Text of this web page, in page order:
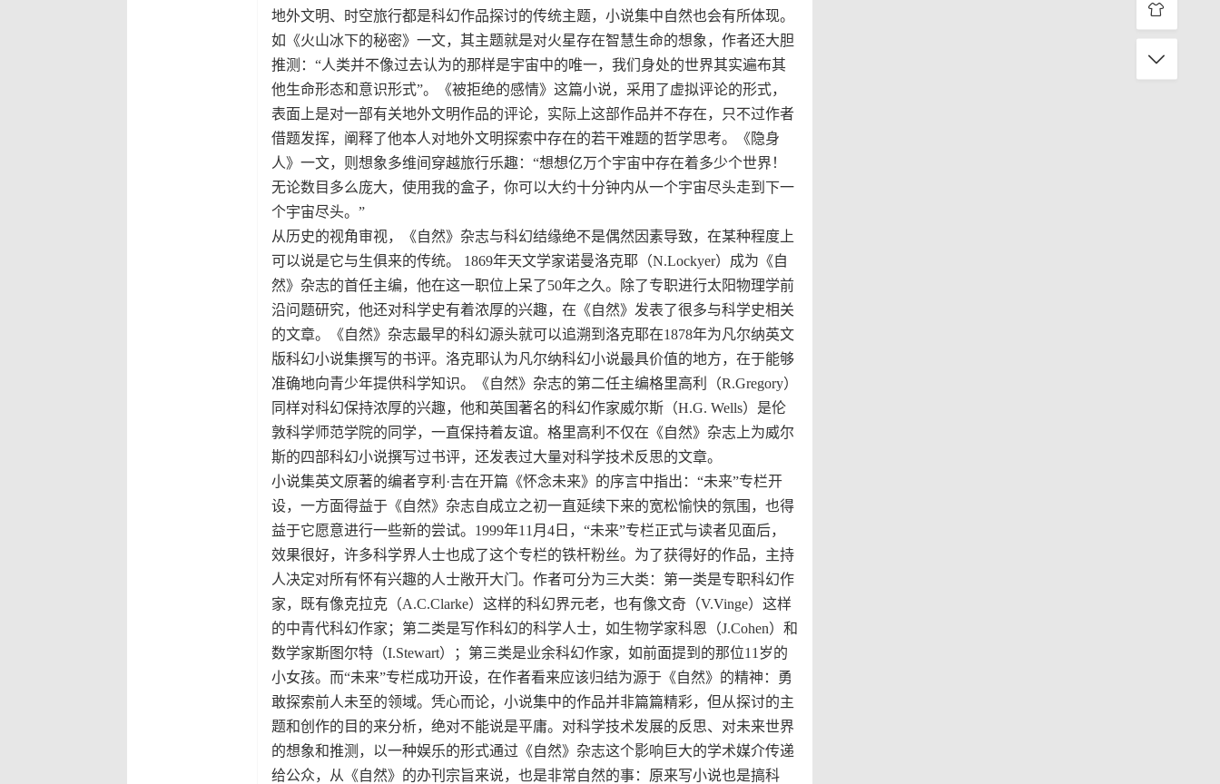
地外文明、时空旅行都是科幻作品探讨的传统主题，小说集中自然也会有所体现。
如《火山冰下的秘密》一文，其主题就是对火星存在智慧生命的想象，作者还大胆
推测：“人类并不像过去认为的那样是宇宙中的唯一，我们身处的世界其实遍布其
他生命形态和意识形式”。《被拒绝的感情》这篇小说，采用了虚拟评论的形式，
表面上是对一部有关地外文明作品的评论，实际上这部作品并不存在，只不过作者
借题发挥，阐释了他本人对地外文明探索中存在的若干难题的哲学思考。《隐身
人》一文，则想象多维间穿越旅行乐趣：“想想亿万个宇宙中存在着多少个世界！
无论数目多么庞大，使用我的盒子，你可以大约十分钟内从一个宇宙尽头走到下一
个宇宙尽头。”
从历史的视角审视，《自然》杂志与科幻结缘绝不是偶然因素导致，在某种程度上
可以说是它与生俱来的传统。 1869年天文学家诺曼洛克耶（N.Lockyer）成为《自
然》杂志的首任主编，他在这一职位上呆了50年之久。除了专职进行太阳物理学前
沿问题研究，他还对科学史有着浓厚的兴趣，在《自然》发表了很多与科学史相关
的文章。《自然》杂志最早的科幻源头就可以追溯到洛克耶在1878年为凡尔纳英文
版科幻小说集撰写的书评。洛克耶认为凡尔纳科幻小说最具价值的地方，在于能够
准确地向青少年提供科学知识。《自然》杂志的第二任主编格里高利（R.Gregory）
同样对科幻保持浓厚的兴趣，他和英国著名的科幻作家威尔斯（H.G. Wells）是伦
敦科学师范学院的同学，一直保持着友谊。格里高利不仅在《自然》杂志上为威尔
斯的四部科幻小说撰写过书评，还发表过大量对科学技术反思的文章。
小说集英文原著的编者亨利·吉在开篇《怀念未来》的序言中指出：“未来”专栏开
设，一方面得益于《自然》杂志自成立之初一直延续下来的宽松愉快的氛围，也得
益于它愿意进行一些新的尝试。1999年11月4日，“未来”专栏正式与读者见面后，
效果很好，许多科学界人士也成了这个专栏的铁杆粉丝。为了获得好的作品，主持
人决定对所有怀有兴趣的人士敞开大门。作者可分为三大类：第一类是专职科幻作
家，既有像克拉克（A.C.Clarke）这样的科幻界元老，也有像文奇（V.Vinge）这样
的中青代科幻作家；第二类是写作科幻的科学人士，如生物学家科恩（J.Cohen）和
数学家斯图尔特（I.Stewart）；第三类是业余科幻作家，如前面提到的那位11岁的
小女孩。而“未来”专栏成功开设，在作者看来应该归结为源于《自然》的精神：勇
敢探索前人未至的领域。凭心而论，小说集中的作品并非篇篇精彩，但从探讨的主
题和创作的目的来分析，绝对不能说是平庸。对科学技术发展的反思、对未来世界
的想象和推测，以一种娱乐的形式通过《自然》杂志这个影响巨大的学术媒介传递
给公众，从《自然》的办刊宗旨来说，也是非常自然的事：原来写小说也是搞科